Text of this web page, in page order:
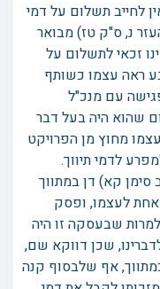
לחייב תשלום על דמי
נ, ס"ק טז) מבואר
זכאי לתשלום על
ראה עצמו כשותף
עם מנכ"ל
שהוא היה בעל דבר
מחוץ מן הפרויקט
לדמי תיווך.
קא) דן במתווך
אחת לעצמו, ופסק
שבעסקה זו היה
שכן דווקא שם,
אף שלבסוף קנה